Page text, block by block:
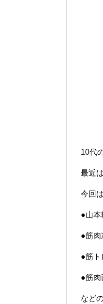
10代
最近
今回
●山本
●筋肉
●筋ト
●筋肉
など